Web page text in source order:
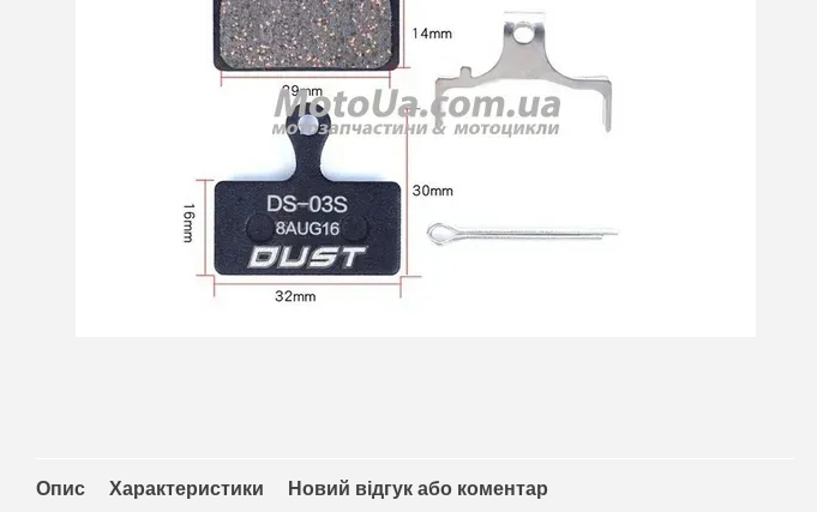
Опис Характеристики Новий відгук або коментар